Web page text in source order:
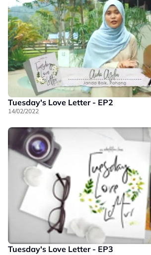
Tuesday's Love Letter - EP2
14/02/2022
Tuesday's Love Letter - EP3